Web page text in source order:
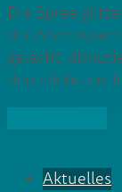
Die Spree
der
gelacht,
den nächsten
Aktuelles